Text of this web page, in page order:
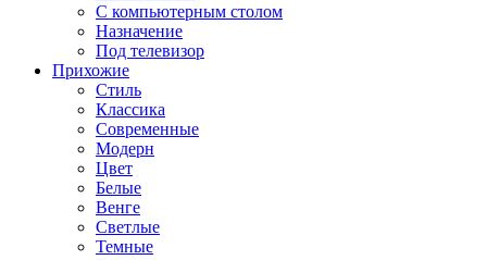
С компьютерным столом
Назначение
Под телевизор
Прихожие
Стиль
Классика
Современные
Модерн
Цвет
Белые
Венге
Светлые
Темные